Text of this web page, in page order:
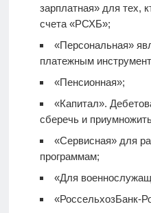
зарплатная» для тех,
счета «РСХБ»;
«Персональная»
платежным
«Пенсионная»;
«Капитал».
сберечь и
«Сервисная» для
программам;
«Для
«РоссельхозБанк-